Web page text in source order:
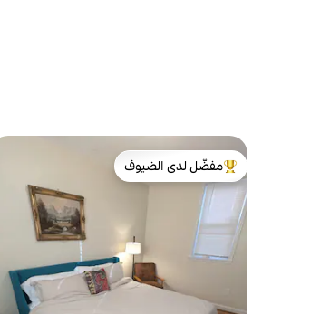
من أبرز البيوت المفضّلة لدى الضيوف
مفضّل لدى الضيوف